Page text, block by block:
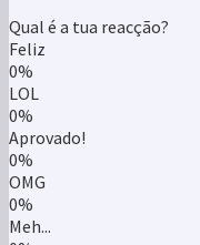
Qual é a tua reacção?
Feliz
0%
LOL
0%
Aprovado!
0%
OMG
0%
Meh...